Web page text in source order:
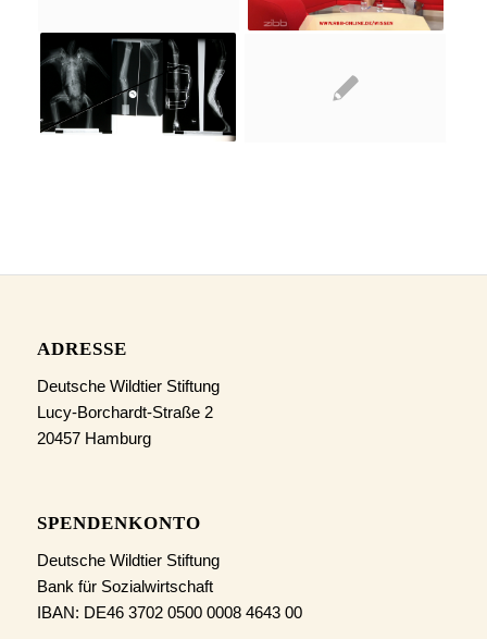
ADRESSE
Deutsche Wildtier Stiftung
Lucy-Borchardt-Straße 2
20457 Hamburg
SPENDENKONTO
Deutsche Wildtier Stiftung
Bank für Sozialwirtschaft
IBAN: DE46 3702 0500 0008 4643 00